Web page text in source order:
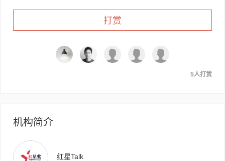
打赏
5人打赏
机构简介
红星Talk